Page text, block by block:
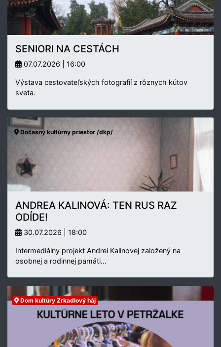
SENIORI NA CESTÁCH
07.07.2026 | 16:00
Výstava cestovateľských fotografií z rôznych kútov
sveta.
Dočasný kultúrny priestor /dkp/
ANDREA KALINOVÁ: TEN RUS RAZ
ODÍDE!
30.07.2026 | 18:00
Intermediálny projekt Andrei Kalinovej založený na
osobnej a rodinnej pamäti…
Dom kultúry Zrkadlový háj